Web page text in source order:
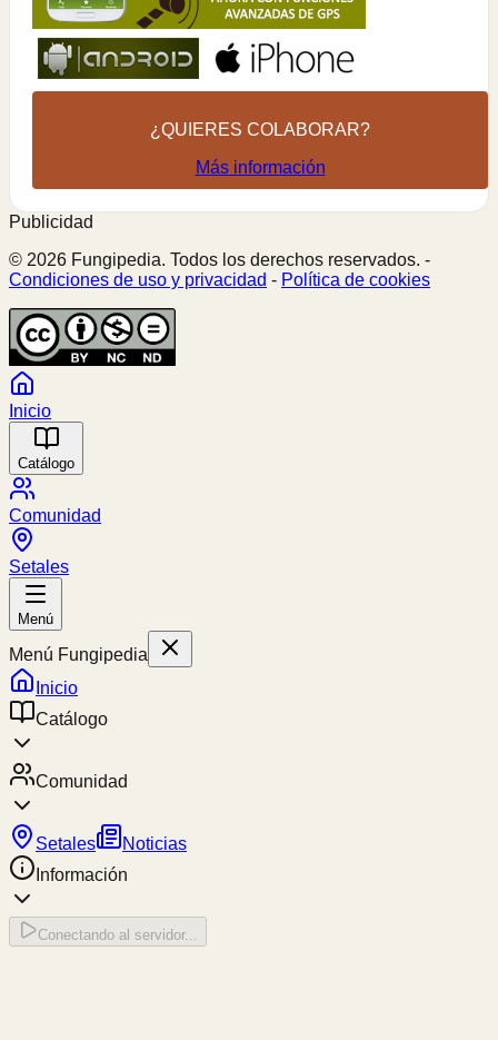
¿QUIERES COLABORAR?
Más información
Publicidad
© 2026 Fungipedia. Todos los derechos reservados. -
Condiciones de uso y privacidad - Política de cookies
Inicio
Catálogo
Comunidad
Setales
Menú
Menú Fungipedia
Inicio
Catálogo
Comunidad
Setales
Noticias
Información
Conectando al servidor...